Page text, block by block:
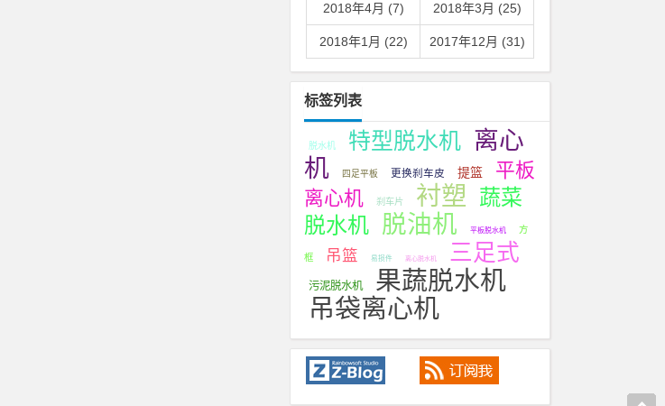
2018年4月 (7) 2018年3月 (25)
2018年1月 (22) 2017年12月 (31)
标签列表
脱水机 特型脱水机 离心
机
四足平板 更换刹车皮 提篮
平板
离心机
刹车片 衬塑
蔬菜
脱水机 脱油机 平板脱水机 方
框 吊篮 易损件 离心脱水机 三足式
污泥脱水机
果蔬脱水机
吊袋离心机